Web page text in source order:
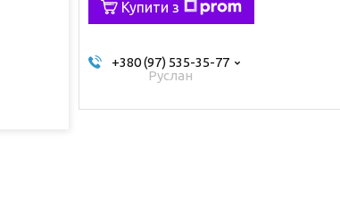
Купити з
+380 (97) 535-35-77
Руслан